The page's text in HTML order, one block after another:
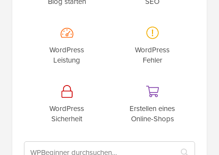
WordPress
Leistung
WordPress
Fehler
WordPress
Sicherheit
Erstellen eines
Online-Shops